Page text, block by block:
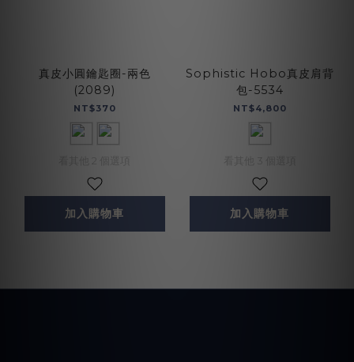
真皮小圓鑰匙圈-兩色
(2089)
NT$370
加入購物車
Sophistic Hobo真皮肩背
包-5534
NT$4,800
加入購物車